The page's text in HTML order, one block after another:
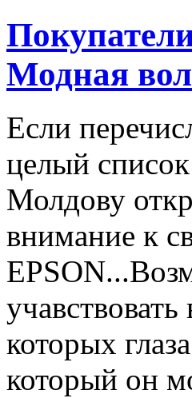
Модная
Если
целый
Молдову
внимание к
которых
который он